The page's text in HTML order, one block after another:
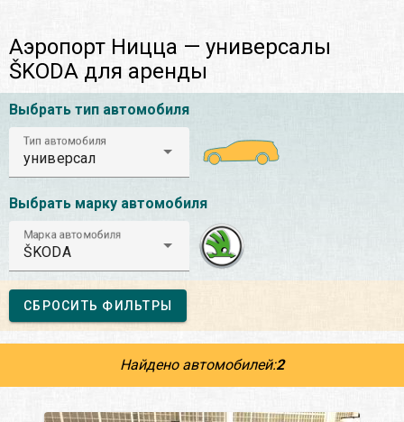
Аэропорт Ницца — универсалы
ŠKODA для аренды
Выбрать тип автомобиля
Тип автомобиля
универсал
Выбрать марку автомобиля
Марка автомобиля
ŠKODA
СБРОСИТЬ ФИЛЬТРЫ
Найдено автомобилей:2